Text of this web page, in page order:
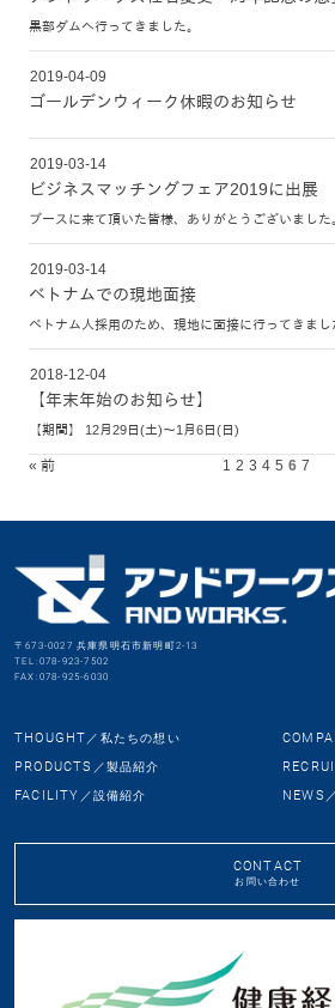
黒部ダムへ行ってきました。
2019-04-09
ゴールデンウィーク休暇のお知らせ
2019-03-14
ビジネスマッチングフェア2019に出展
ブースに来て頂いた皆様、ありがとうございました
2019-03-14
ベトナムでの現地面接
ベトナム人採用のため、現地に面接に行ってきまし
2018-12-04
【年末年始のお知らせ】
【期間】 12月29日(土)〜1月6日(日)
« 前 1 2 3 4 5 6 7
〒673-0027 兵庫県明石市新明町2-13
TEL:078-923-7502
FAX:078-925-6030
THOUGHT ／私たちの想い
PRODUCTS ／製品紹介
FACILITY ／設備紹介 NEWS
CONTACT
お問い合わせ